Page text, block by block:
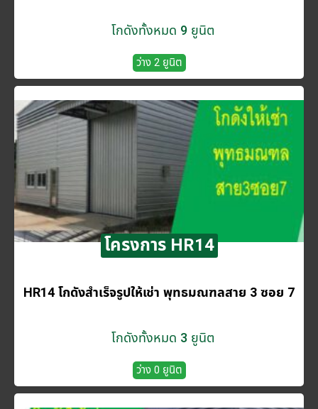
โกดังทั้งหมด 9 ยูนิต
ว่าง 2 ยูนิต
โครงการ HR14
HR14 โกดังสำเร็จรูปให้เช่า พุทธมณฑลสาย 3 ซอย 7
โกดังทั้งหมด 3 ยูนิต
ว่าง 0 ยูนิต